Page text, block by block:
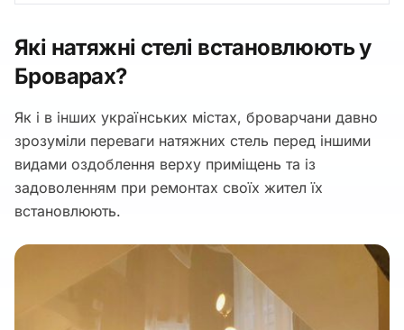
Які натяжні стелі встановлюють у
Броварах?
Як і в інших українських містах, броварчани давно
зрозуміли переваги натяжних стель перед іншими
видами оздоблення верху приміщень та із
задоволенням при ремонтах своїх жител їх
встановлюють.